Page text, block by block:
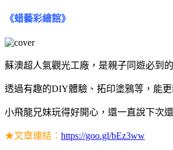
《蜡藝彩繪館》
蘇澳超人氣觀光工廠，是親子同遊必到的
透過有趣的DIY體驗、拓印塗鴉等，能
小飛龍兄妹玩得好開心，還一直說下次
★文章連結： https://goo.gl/bEz3ww